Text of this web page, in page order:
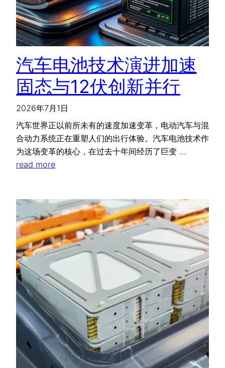
汽车电池技术演进加速
固态与12伏创新并行
2026年7月1日
汽车世界正以前所未有的速度加速变革，电动汽车与混
合动力系统正在重塑人们的出行体验。汽车电池技术作
为这场变革的核心，在过去十年间经历了巨变 …
read more